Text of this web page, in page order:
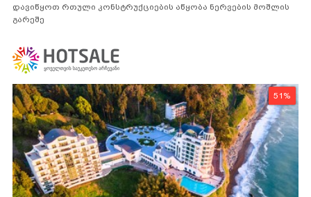
დავიწყოთ რთული კონსტრუქციების აწყობა ნერვების მოშლის
გარეშე
51%